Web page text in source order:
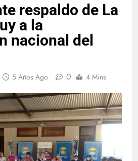
respaldo de La
a la
nacional del
5 Años Ago 0 4 Mins